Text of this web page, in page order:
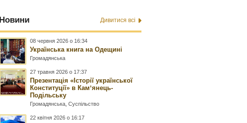
Новини Дивитися всі
08 червня 2026 о 16:34
Українська книга на Одещині
Громадянська
27 травня 2026 о 17:37
Презентація «Історії української
Конституції» в Камʼянець-
Подільську
Громадянська ,Суспільство
22 квітня 2026 о 16:17